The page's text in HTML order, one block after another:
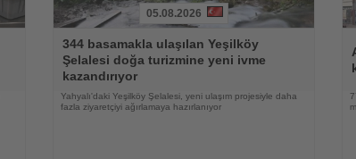
Oku
05.08.2026
344 basamakla ulaşılan Yeşilköy
Şelalesi doğa turizmine yeni ivme
kazandırıyor
Yahyalı'daki Yeşilköy Şelalesi, yeni ulaşım projesiyle daha
fazla ziyaretçiyi ağırlamaya hazırlanıyor